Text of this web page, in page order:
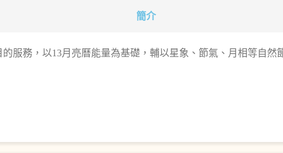
簡介
服務，以13月亮曆能量為基礎，輔以星象、節氣、月相等自